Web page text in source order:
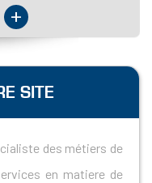
+
SITE
des métiers de
en matiere de